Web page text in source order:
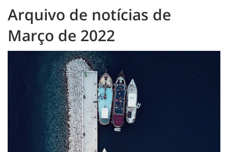
Arquivo de notícias de
Março de 2022